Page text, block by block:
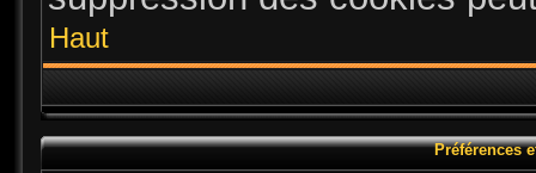
Haut
Préférences